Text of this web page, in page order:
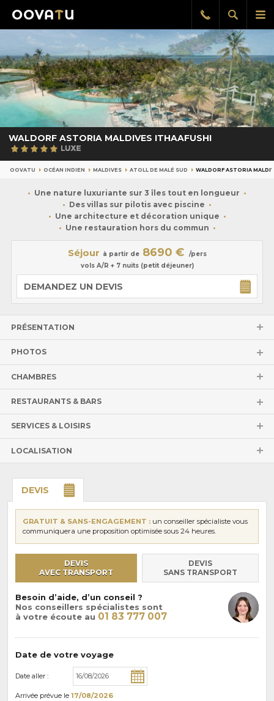
le
Afficher
la
Rappel
gratuit
WALDORF ASTORIA MALDIVES ITHAAFUSHI
OOVATU OCÉAN INDIEN MALDIVES ATOLL DE MALÉ SUD WALDORF ASTORIA
Une nature luxuriante sur 3 îles tout en longueur
Des villas sur pilotis avec piscine
Une architecture et décoration unique
Une restauration hors du commun
Séjour à partir de 8690 €
/pers
vols A/R + 7 nuits (petit déjeuner)
DEMANDEZ UN DEVIS
PRÉSENTATION
PHOTOS
CHAMBRES
RESTAURANTS & BARS
SERVICES & LOISIRS
LOCALISATION
DEVIS
GRATUIT & SANS-ENGAGEMENT : un conseiller spécialiste vous
communiquera une proposition optimisée sous 24 heures.
DEVIS
AVEC TRANSPORT
DEVIS
SANS TRANSPORT
Besoin d’aide, d’un conseil ?
Nos conseillers spécialistes sont
à votre écoute au 01 83 777 007
Date de votre voyage
Date aller :
Arrivée prévue le 17/08/2026